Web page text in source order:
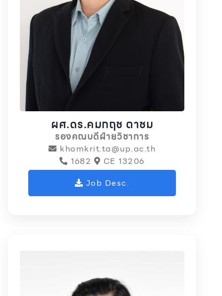
ผศ.ดร.คมกฤช ตาชม
รองคณบดีฝ่ายวิชาการ
khomkrit.ta@up.ac.th
1682
CE 13206
Job Desc.